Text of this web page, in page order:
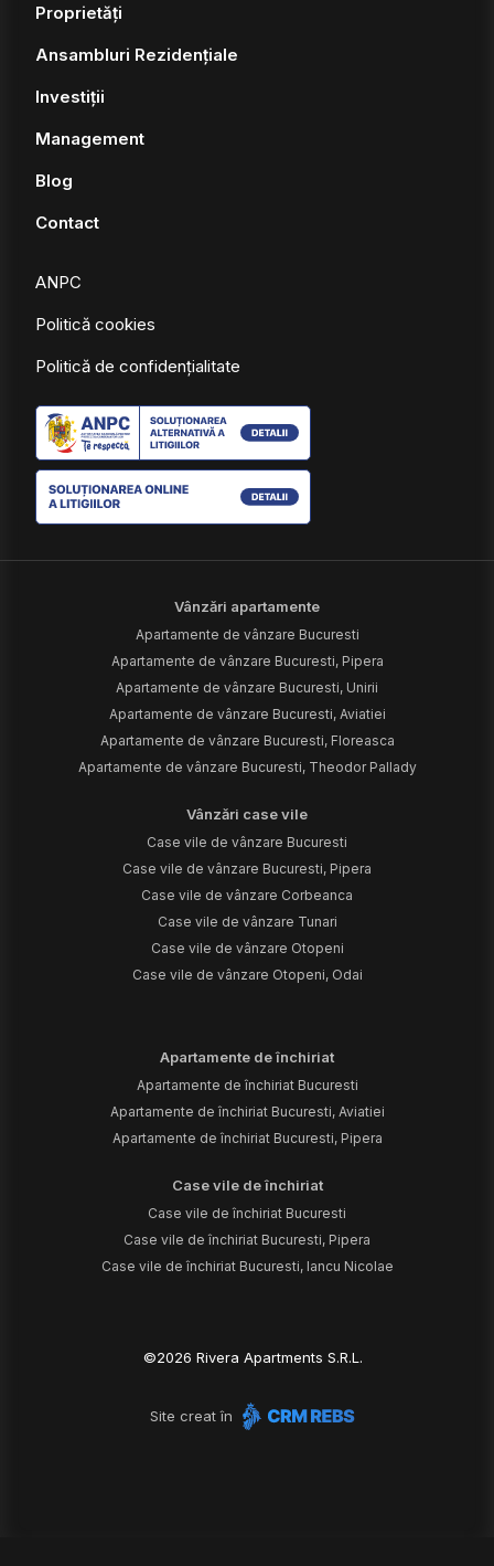
Proprietăți
Ansambluri Rezidențiale
Investiții
Management
Blog
Contact
ANPC
Politică cookies
Politică de confidențialitate
Vânzări apartamente
Apartamente de vânzare Bucuresti
Apartamente de vânzare Bucuresti, Pipera
Apartamente de vânzare Bucuresti, Unirii
Apartamente de vânzare Bucuresti, Aviatiei
Apartamente de vânzare Bucuresti, Floreasca
Apartamente de vânzare Bucuresti, Theodor Pallady
Vânzări case vile
Case vile de vânzare Bucuresti
Case vile de vânzare Bucuresti, Pipera
Case vile de vânzare Corbeanca
Case vile de vânzare Tunari
Case vile de vânzare Otopeni
Case vile de vânzare Otopeni, Odai
Apartamente de închiriat
Apartamente de închiriat Bucuresti
Apartamente de închiriat Bucuresti, Aviatiei
Apartamente de închiriat Bucuresti, Pipera
Case vile de închiriat
Case vile de închiriat Bucuresti
Case vile de închiriat Bucuresti, Pipera
Case vile de închiriat Bucuresti, Iancu Nicolae
©2026 Rivera Apartments S.R.L.
Site creat în